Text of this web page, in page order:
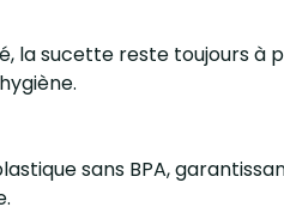
la sucette reste toujours à
sans BPA,